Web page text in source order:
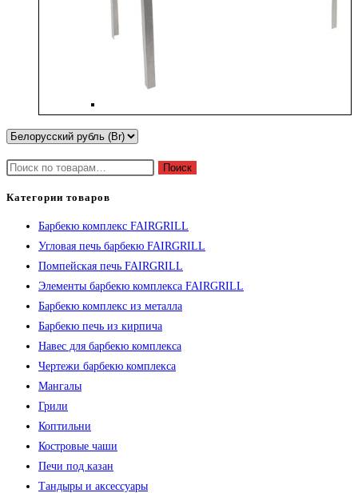
Искать: Поиск
Категории товаров
Барбекю комплекс FAIRGRILL
Угловая печь барбекю FAIRGRILL
Помпейская печь FAIRGRILL
Элементы барбекю комплекса FAIRGRILL
Барбекю комплекс из металла
Барбекю печь из кирпича
Навес для барбекю комплекса
Чертежи барбекю комплекса
Мангалы
Грили
Коптильни
Костровые чаши
Печи под казан
Тандыры и аксессуары